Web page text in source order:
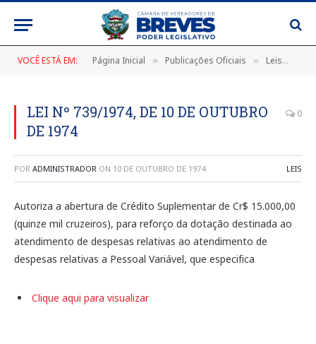
VOCÊ ESTÁ EM: Página Inicial » Publicações Oficiais » Leis
LEI Nº 739/1974, DE 10 DE OUTUBRO
DE 1974
0
POR ADMINISTRADOR ON 10 DE OUTUBRO DE 1974 LEIS
Autoriza a abertura de Crédito Suplementar de Cr$ 15.000,00
(quinze mil cruzeiros), para reforço da dotação destinada ao
atendimento de despesas relativas ao atendimento de
despesas relativas a Pessoal Variável, que especifica
Clique aqui para visualizar